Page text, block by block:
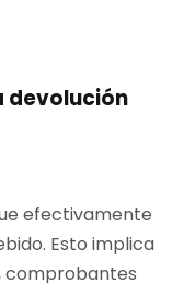
devolución
efectivamente
Esto implica
comprobantes